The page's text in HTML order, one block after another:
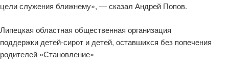
цели служения ближнему», — сказал Андрей Попов.
Липецкая областная общественная организация
поддержки детей-сирот и детей, оставшихся без попечения
родителей «Становление»